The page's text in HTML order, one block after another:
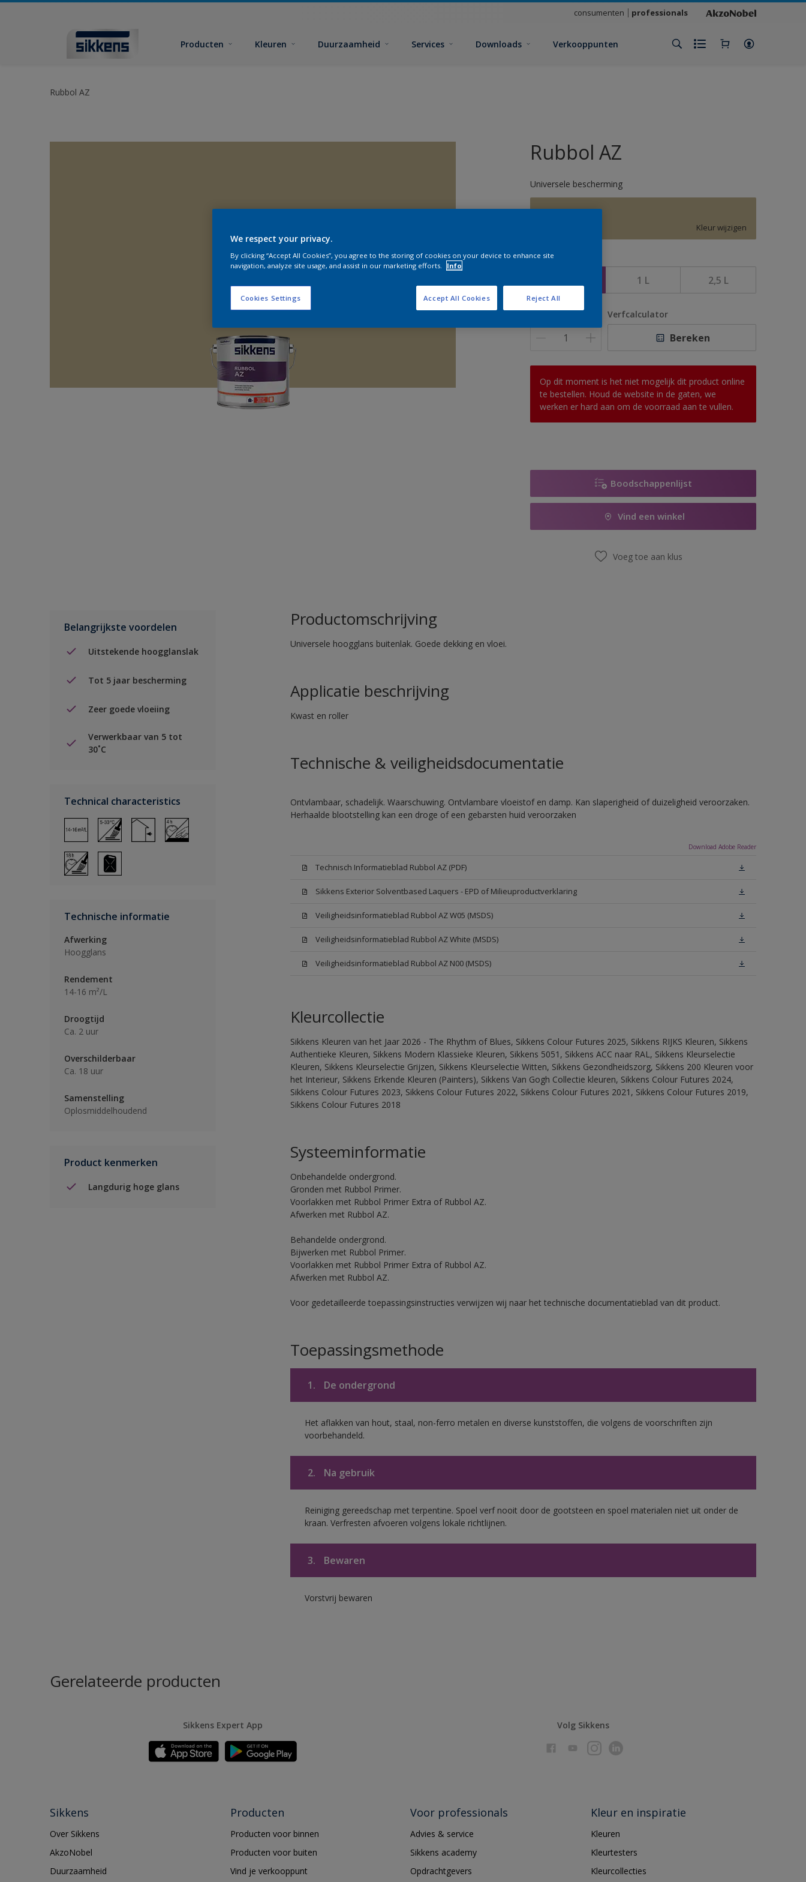
consumenten professionals
Producten Kleuren Duurzaamheid Services Downloads Verkooppunten
Rubbol AZ
Rubbol AZ
Universele bescherming
Kleur wijzigen
Grootte
1 L 2,5 L
Aantal Verfcalculator
Bereken
Op dit moment is het niet mogelijk dit product online
te bestellen. Houd de website in de gaten, we
werken er hard aan om de voorraad aan te vullen.
Boodschappenlijst
Vind een winkel
Voeg toe aan klus
Belangrijkste voordelen
Uitstekende hoogglanslak
Tot 5 jaar bescherming
Zeer goede vloeiing
Verwerkbaar van 5 tot
30˚C
Technical characteristics
Technische informatie
Afwerking
Hoogglans
Rendement
14-16 m²/L
Droogtijd
Ca. 2 uur
Overschilderbaar
Ca. 18 uur
Samenstelling
Oplosmiddelhoudend
Product kenmerken
Langdurig hoge glans
Productomschrijving
Universele hoogglans buitenlak. Goede dekking en vloei.
Applicatie beschrijving
Kwast en roller
Technische & veiligheidsdocumentatie
Ontvlambaar, schadelijk. Waarschuwing. Ontvlambare vloeistof en damp. Kan slaperigheid of duizeligheid veroorzaken.
Herhaalde blootstelling kan een droge of een gebarsten huid veroorzaken
Download Adobe Reader
Technisch Informatieblad Rubbol AZ (PDF)
Sikkens Exterior Solventbased Laquers - EPD of Milieuproductverklaring
Veiligheidsinformatieblad Rubbol AZ W05 (MSDS)
Veiligheidsinformatieblad Rubbol AZ White (MSDS)
Veiligheidsinformatieblad Rubbol AZ N00 (MSDS)
Kleurcollectie
Sikkens Kleuren van het Jaar 2026 - The Rhythm of Blues, Sikkens Colour Futures 2025, Sikkens RIJKS Kleuren, Sikkens
Authentieke Kleuren, Sikkens Modern Klassieke Kleuren, Sikkens 5051, Sikkens ACC naar RAL, Sikkens Kleurselectie
Kleuren, Sikkens Kleurselectie Grijzen, Sikkens Kleurselectie Witten, Sikkens Gezondheidszorg, Sikkens 200 Kleuren voor
het Interieur, Sikkens Erkende Kleuren (Painters), Sikkens Van Gogh Collectie kleuren, Sikkens Colour Futures 2024,
Sikkens Colour Futures 2023, Sikkens Colour Futures 2022, Sikkens Colour Futures 2021, Sikkens Colour Futures 2019,
Sikkens Colour Futures 2018
Systeeminformatie
Onbehandelde ondergrond.
Gronden met Rubbol Primer.
Voorlakken met Rubbol Primer Extra of Rubbol AZ.
Afwerken met Rubbol AZ.
Behandelde ondergrond.
Bijwerken met Rubbol Primer.
Voorlakken met Rubbol Primer Extra of Rubbol AZ.
Afwerken met Rubbol AZ.
Voor gedetailleerde toepassingsinstructies verwijzen wij naar het technische documentatieblad van dit product.
Toepassingsmethode
1. De ondergrond
Het aflakken van hout, staal, non-ferro metalen en diverse kunststoffen, die volgens de voorschriften zijn
voorbehandeld.
2. Na gebruik
Reiniging gereedschap met terpentine. Spoel verf nooit door de gootsteen en spoel materialen niet uit onder de
kraan. Verfresten afvoeren volgens lokale richtlijnen.
3. Bewaren
Vorstvrij bewaren
Gerelateerde producten
Sikkens Expert App Volg Sikkens
Sikkens
Over Sikkens
AkzoNobel
Duurzaamheid
Producten
Producten voor binnen
Producten voor buiten
Vind je verkooppunt
Voor professionals
Advies & service
Sikkens academy
Opdrachtgevers
Kleur en inspiratie
Kleuren
Kleurtesters
Kleurcollecties
We respect your privacy.
By clicking “Accept All Cookies”, you agree to the storing of cookies on your device to enhance site
navigation, analyze site usage, and assist in our marketing efforts.
Info
Cookies Settings Reject All
Accept All Cookies